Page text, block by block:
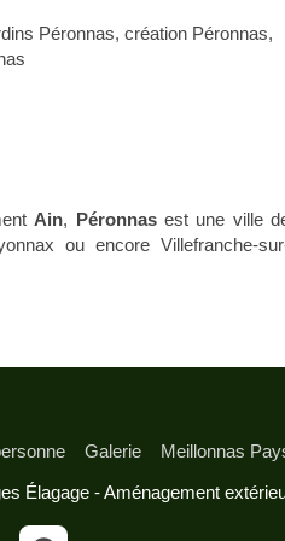
Péronnas, création Péronnas,
Ain, Péronnasest une ville
ou encore Villefranche-
Galerie Meillonnas
Élagage - Aménagement